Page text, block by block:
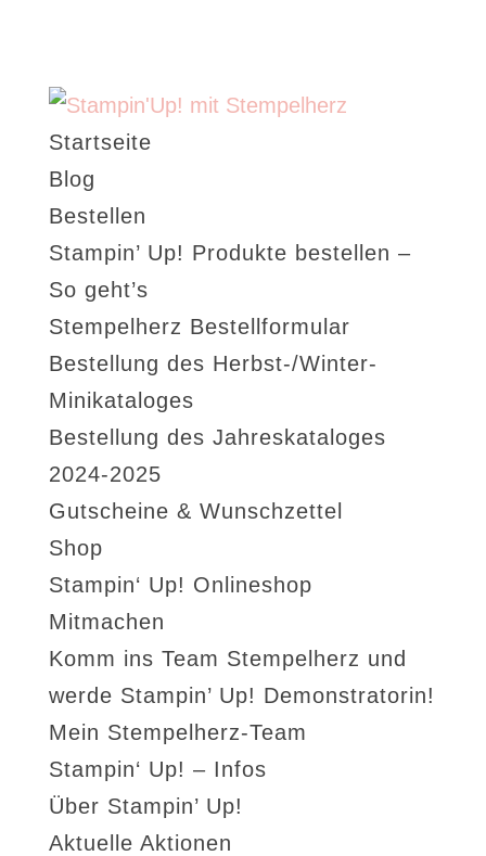
Startseite
Blog
Bestellen
Stampin’ Up! Produkte bestellen –
So geht’s
Stempelherz Bestellformular
Bestellung des Herbst-/Winter-
Minikataloges
Bestellung des Jahreskataloges
2024-2025
Gutscheine & Wunschzettel
Shop
Stampin‘ Up! Onlineshop
Mitmachen
Komm ins Team Stempelherz und
werde Stampin’ Up! Demonstratorin!
Mein Stempelherz-Team
Stampin‘ Up! – Infos
Über Stampin’ Up!
Aktuelle Aktionen